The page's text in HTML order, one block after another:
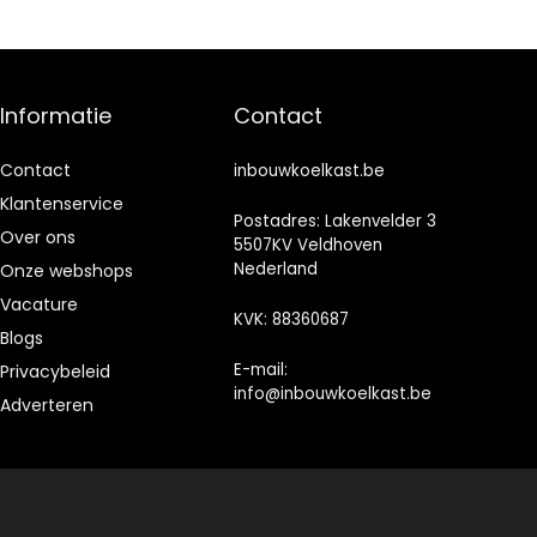
scharnier
euraanslag
verstelbare
binnenverlichtin
Informatie
Contact
Klantenservice
Over ons
Onze webshops
Vacature
Blogs
Privacybeleid
Adverteren
Contact
inbouwkoelkast.be
Postadres: Lakenvelder 3
5507KV Veldhoven
Nederland
KVK: 88360687
E-mail:
info@inbouwkoelkast.be